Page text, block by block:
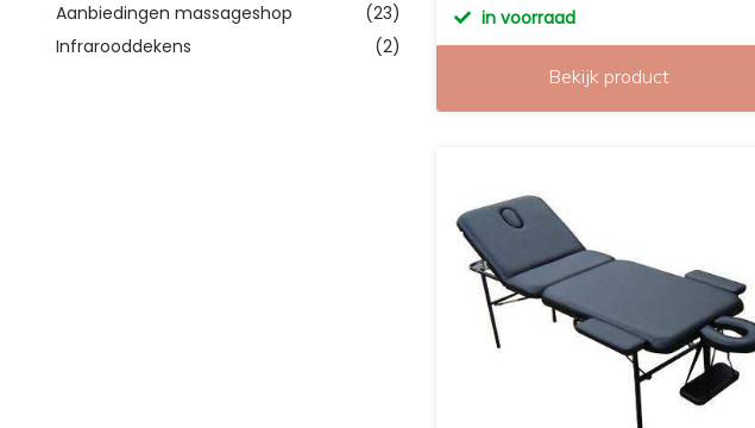
Aanbiedingen massageshop
(23)
Infrarooddekens
(2)
in voorraad
Bekijk product